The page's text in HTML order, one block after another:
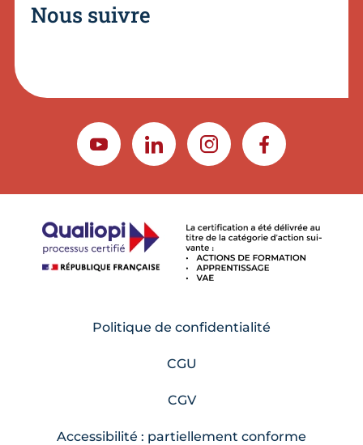
Nous suivre
YOUTUBELINKEDININSTAGRAMFACEBOOK
Politique de confidentialité
CGU
CGV
Accessibilité : partiellement conforme